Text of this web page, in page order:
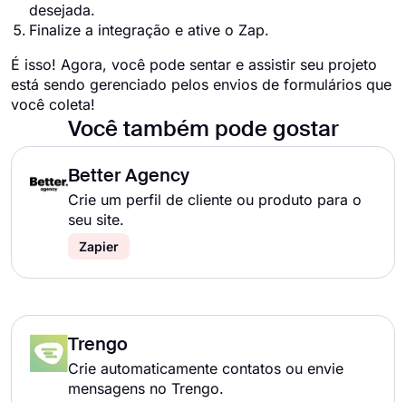
desejada.
Finalize a integração e ative o Zap.
É isso! Agora, você pode sentar e assistir seu projeto
está sendo gerenciado pelos envios de formulários que
você coleta!
Você também pode gostar
Better Agency
Crie um perfil de cliente ou produto para o
seu site.
Zapier
Trengo
Crie automaticamente contatos ou envie
mensagens no Trengo.